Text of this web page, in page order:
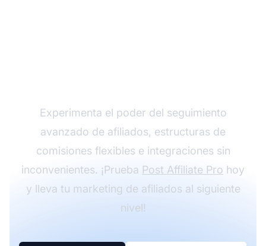
Experimenta el poder del seguimiento
avanzado de afiliados, estructuras de
comisiones flexibles e integraciones sin
inconvenientes. ¡Prueba Post Affiliate Pro hoy
y lleva tu marketing de afiliados al siguiente
nivel!